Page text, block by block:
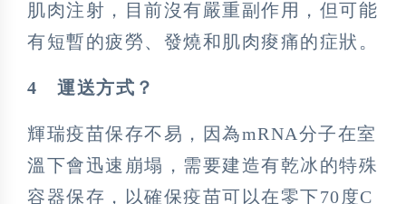
肌肉注射，目前沒有嚴重副作用，但可能
有短暫的疲勞、發燒和肌肉痠痛的症狀。
4 運送方式？
輝瑞疫苗保存不易，因為mRNA分子在室
溫下會迅速崩塌，需要建造有乾冰的特殊
容器保存，以確保疫苗可以在零下70度C